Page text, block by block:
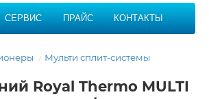
СЕРВИС ПРАЙС КОНТАКТЫ
Мульти сплит-системы
Royal Thermo MULTI